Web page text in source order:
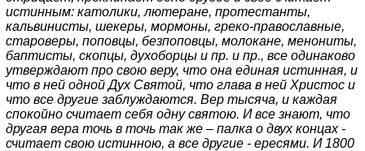
истинным: католики, лютеране, протестанты,
кальвинисты, шекеры, мормоны, греко-православные,
староверы, поповцы, безпоповцы, молокане, менониты,
баптисты, скопцы, духоборцы и пр. и пр., все одинаково
утверждают про свою веру, что она единая истинная, и
что в ней одной Дух Святой, что глава в ней Христос и
что все другие заблуждаются. Вер тысяча, и каждая
спокойно считает себя одну святою. И все знают, что
другая вера точь в точь так же – палка о двух концах -
считает свою истинною, а все другие - ересями. И 1800